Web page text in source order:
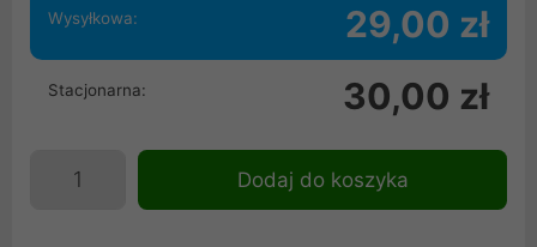
Wysyłkowa: 29,00 zł
Stacjonarna: 30,00 zł
Dodaj do koszyka